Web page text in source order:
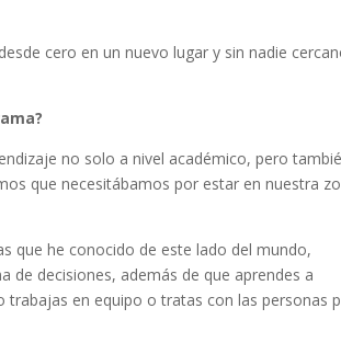
cero en un nuevo lugar y sin nadie
no solo a nivel académico, pero
que necesitábamos por estar en nuestra
que he conocido de este lado del mundo,
de decisiones, además de que aprendes a
en equipo o tratas con las personas